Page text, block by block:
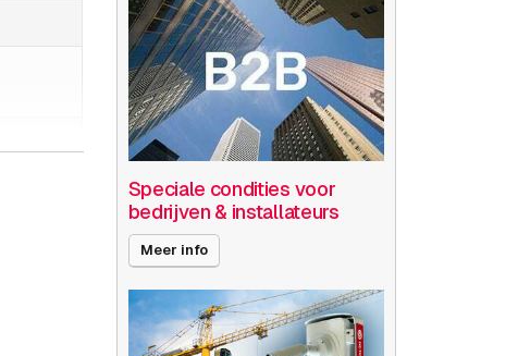
Speciale condities voor
bedrijven & installateurs
Meer info